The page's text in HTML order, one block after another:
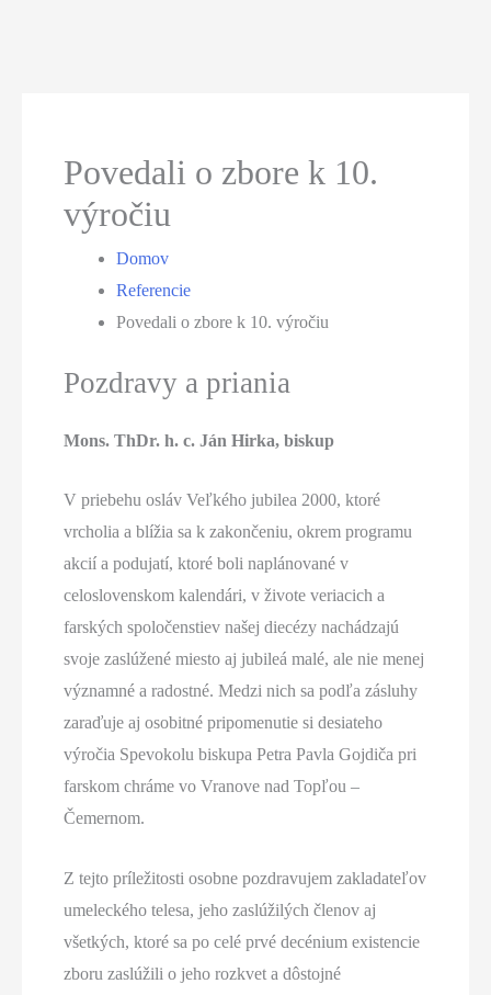
Povedali o zbore k 10.
výročiu
Domov
Referencie
Povedali o zbore k 10. výročiu
Pozdravy a priania
Mons. ThDr. h. c. Ján Hirka, biskup
V priebehu osláv Veľkého jubilea 2000, ktoré
vrcholia a blížia sa k zakončeniu, okrem programu
akcií a podujatí, ktoré boli naplánované v
celoslovenskom kalendári, v živote veriacich a
farských spoločenstiev našej diecézy nachádzajú
svoje zaslúžené miesto aj jubileá malé, ale nie menej
významné a radostné. Medzi nich sa podľa zásluhy
zaraďuje aj osobitné pripomenutie si desiateho
výročia Spevokolu biskupa Petra Pavla Gojdiča pri
farskom chráme vo Vranove nad Topľou –
Čemernom.
Z tejto príležitosti osobne pozdravujem zakladateľov
umeleckého telesa, jeho zaslúžilých členov aj
všetkých, ktoré sa po celé prvé decénium existencie
zboru zaslúžili o jeho rozkvet a dôstojné